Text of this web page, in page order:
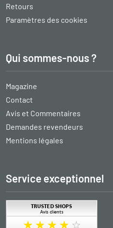
Retours
Paramètres des cookies
Qui sommes-nous ?
Magazine
Contact
Avis et Commentaires
Demandes revendeurs
Mentions légales
Service exceptionnel